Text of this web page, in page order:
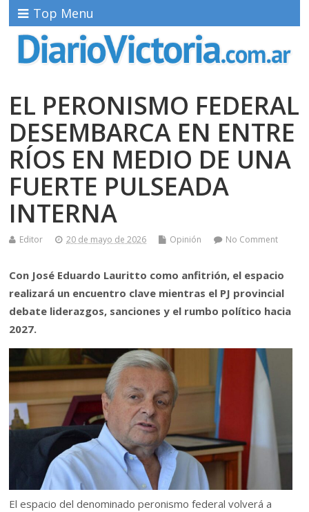
Top Menu
EL PERONISMO FEDERAL
DESEMBARCA EN ENTRE
RÍOS EN MEDIO DE UNA
FUERTE PULSEADA
INTERNA
Editor 20 de mayo de 2026 Opinión No Comment
Con José Eduardo Lauritto como anfitrión, el espacio
realizará un encuentro clave mientras el PJ provincial
debate liderazgos, sanciones y el rumbo político hacia
2027.
El espacio del denominado peronismo federal volverá a